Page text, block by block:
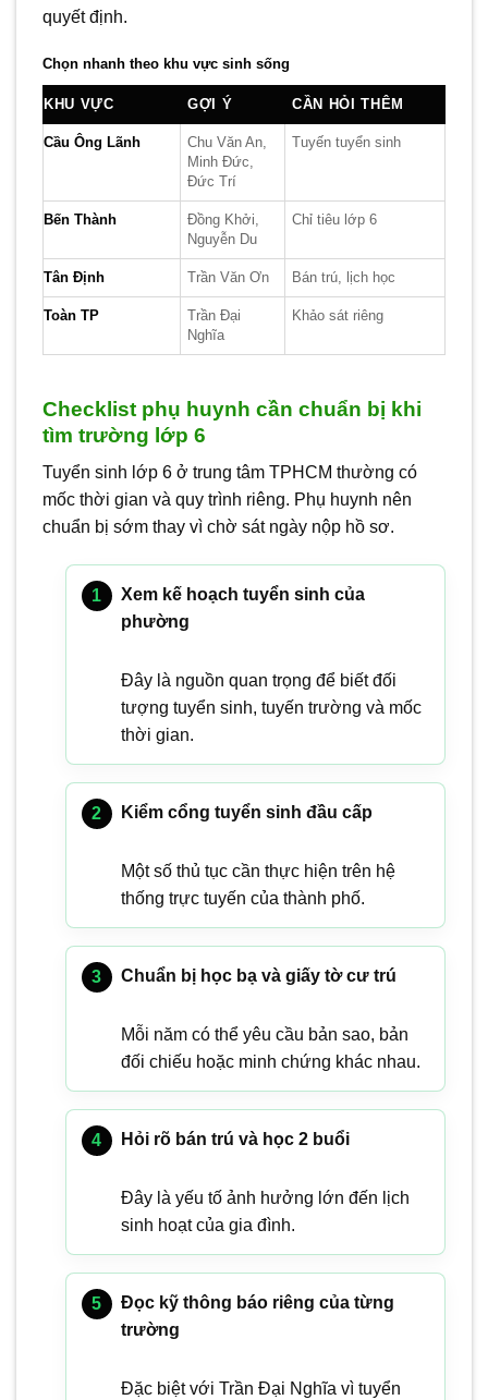
quyết định.
Chọn nhanh theo khu vực sinh sống
KHU VỰC GỢI Ý CẦN HỎI THÊM
Cầu Ông Lãnh
Chu Văn An,
Minh Đức,
Đức Trí
Tuyến tuyển sinh
Bến Thành
Đồng Khởi,
Nguyễn Du
Chỉ tiêu lớp 6
Tân Định Trần Văn Ơn Bán trú, lịch học
Toàn TP
Trần Đại
Nghĩa
Khảo sát riêng
Checklist phụ huynh cần chuẩn bị khi
tìm trường lớp 6
Tuyển sinh lớp 6 ở trung tâm TPHCM thường có
mốc thời gian và quy trình riêng. Phụ huynh nên
chuẩn bị sớm thay vì chờ sát ngày nộp hồ sơ.
Xem kế hoạch tuyển sinh của
phường
Đây là nguồn quan trọng để biết đối
tượng tuyển sinh, tuyến trường và mốc
thời gian.
Kiểm cổng tuyển sinh đầu cấp
Một số thủ tục cần thực hiện trên hệ
thống trực tuyến của thành phố.
Chuẩn bị học bạ và giấy tờ cư trú
Mỗi năm có thể yêu cầu bản sao, bản
đối chiếu hoặc minh chứng khác nhau.
Hỏi rõ bán trú và học 2 buổi
Đây là yếu tố ảnh hưởng lớn đến lịch
sinh hoạt của gia đình.
Đọc kỹ thông báo riêng của từng
trường
Đặc biệt với Trần Đại Nghĩa vì tuyển